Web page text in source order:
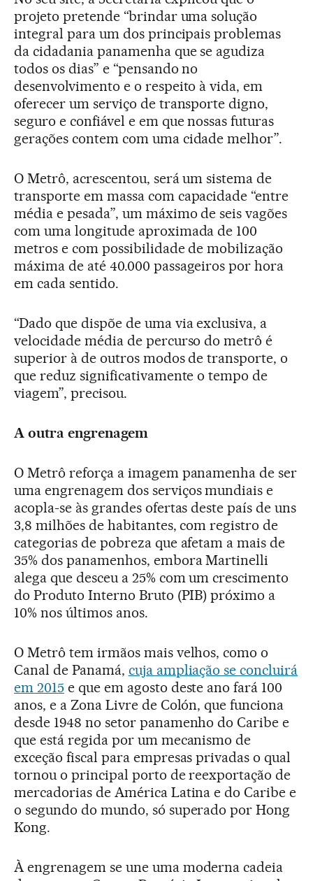
projeto pretende “brindar uma solução
integral para um dos principais problemas
da cidadania panamenha que se agudiza
todos os dias” e “pensando no
desenvolvimento e o respeito à vida, em
oferecer um serviço de transporte digno,
seguro e confiável e em que nossas futuras
gerações contem com uma cidade melhor”.
O Metrô, acrescentou, será um sistema de
transporte em massa com capacidade “entre
média e pesada”, um máximo de seis vagões
com uma longitude aproximada de 100
metros e com possibilidade de mobilização
máxima de até 40.000 passageiros por hora
em cada sentido.
“Dado que dispõe de uma via exclusiva, a
velocidade média de percurso do metrô é
superior à de outros modos de transporte, o
que reduz significativamente o tempo de
viagem”, precisou.
A outra engrenagem
O Metrô reforça a imagem panamenha de ser
uma engrenagem dos serviços mundiais e
acopla-se às grandes ofertas deste país de uns
3,8 milhões de habitantes, com registro de
categorias de pobreza que afetam a mais de
35% dos panamenhos, embora Martinelli
alega que desceu a 25% com um crescimento
do Produto Interno Bruto (PIB) próximo a
10% nos últimos anos.
O Metrô tem irmãos mais velhos, como o
Canal de Panamá, cuja ampliação se concluirá
em 2015 e que em agosto deste ano fará 100
anos, e a Zona Livre de Colón, que funciona
desde 1948 no setor panamenho do Caribe e
que está regida por um mecanismo de
exceção fiscal para empresas privadas o qual
tornou o principal porto de reexportação de
mercadorias de América Latina e do Caribe e
o segundo do mundo, só superado por Hong
Kong.
À engrenagem se une uma moderna cadeia